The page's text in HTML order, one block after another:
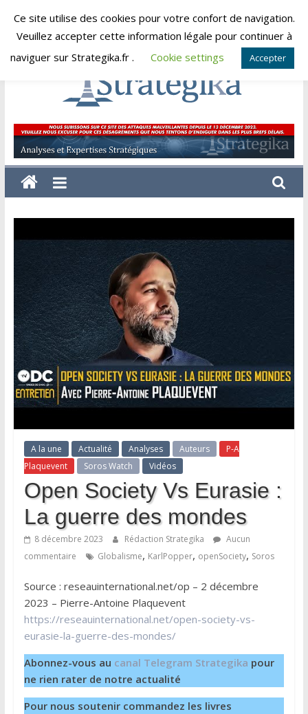
Skip
vendredi, août 7, 2026
Strategika
Expertise
et
Analyses
A la une Actualité Analyses Auteurs
P-A
Plaquevent
Soros Watch Vidéos
Open Society Vs Eurasie :
La guerre des mondes
8 décembre 2023 Rédaction Strategika
Aucun
commentaire
Globalisme, KarlPopper, openSociety, Soros
Source : reseauinternational.net/op – 2 décembre
2023 – Pierre-Antoine Plaquevent
https://reseauinternational.net/open-society-vs-
eurasie-la-guerre-des-mondes/
Abonnez-vous au canal Telegram Strategika pour
ne rien rater de notre actualité
Pour nous soutenir commandez les livres
Ce site utilise des cookies pour votre confort de navigation.
Veuillez accepter cette information légale pour continuer à
naviguer sur Strategika.fr .
Cookie settings Accepter